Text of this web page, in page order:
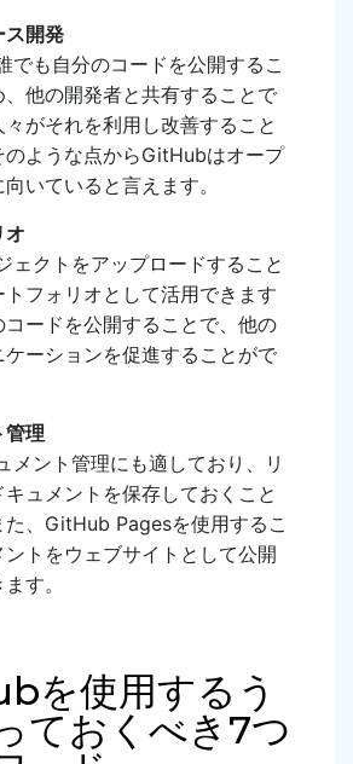
ス開発
でも自分のコードを公開するこ
、他の開発者と共有することで
がそれを利用し改善すること
のような点からGitHubはオープ
いていると言えます。
オ
ェクトをアップロードすること
フォリオとして活用できます
ードを公開することで、他の
ケーションを促進することがで
管理
メント管理にも適しており、リ
ュメントを保存しておくこと
た、GitHub Pagesを使用するこ
ントをウェブサイトとして公開
す。
を使用するう
ておくべき7つ